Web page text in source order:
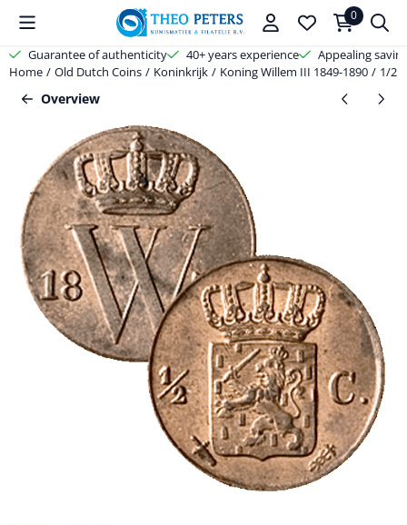
Cookie preferences are available. Choose settings or allow all
0
Guarantee of authenticity 40+ years experience
Appealing
Home / Old Dutch Coins / Koninkrijk / Koning Willem III 1849-1890 / 1/2
Overview